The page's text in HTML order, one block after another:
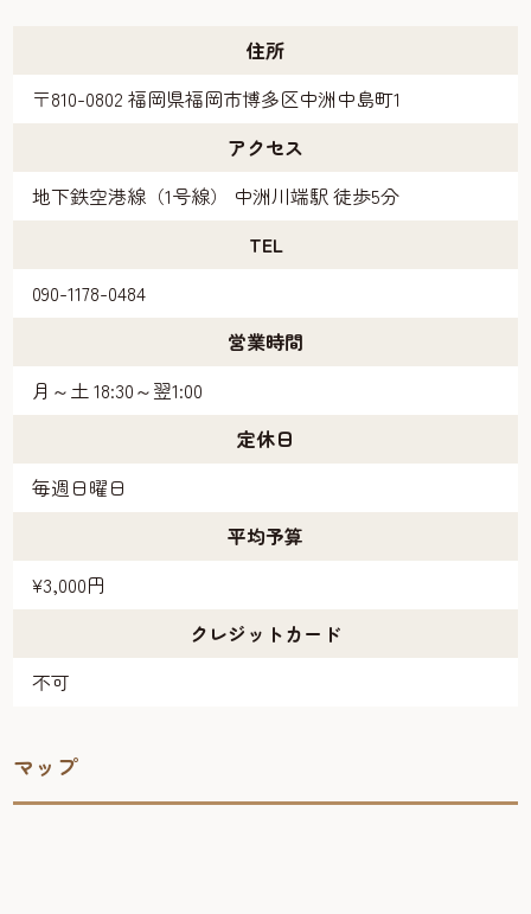
住所
〒810-0802 福岡県福岡市博多区中洲中島町1
アクセス
地下鉄空港線（1号線） 中洲川端駅 徒歩5分
TEL
090-1178-0484
営業時間
月～土 18:30～翌1:00
定休日
毎週日曜日
平均予算
¥3,000円
クレジットカード
不可
マップ